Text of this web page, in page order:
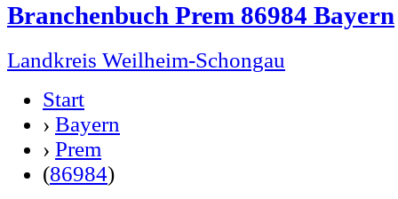
Branchenbuch Prem 86984 Bayern
Landkreis Weilheim-Schongau
Start
› Bayern
› Prem
(86984)